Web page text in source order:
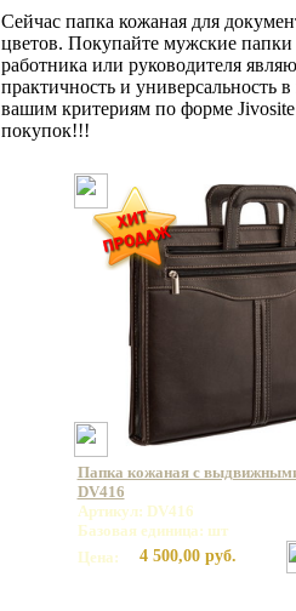
Сейчас папка кожаная для
цветов. Покупайте мужские
работника или руководителя
практичность и универсальность
вашим критериям по форме
покупок!!!
Папка кожаная с
DV416
Артикул: DV416
Базовая единица: шт
Цена:
4 500,00 руб.